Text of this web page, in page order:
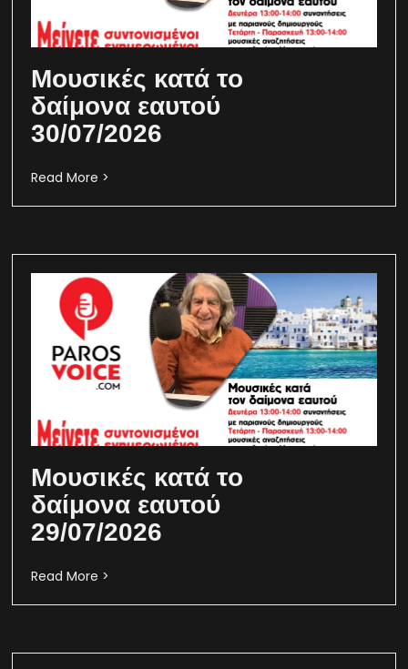
Μουσικές κατά το
δαίμονα εαυτού
30/07/2026
Read More >
Μουσικές κατά το
δαίμονα εαυτού
29/07/2026
Read More >